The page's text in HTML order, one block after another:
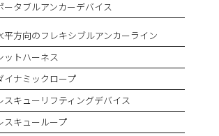
ータブルアンカーデバイス
平方向のフレキシブルアンカーライン
ットハーネス
イナミックロープ
スキューリフティングデバイス
スキューループ